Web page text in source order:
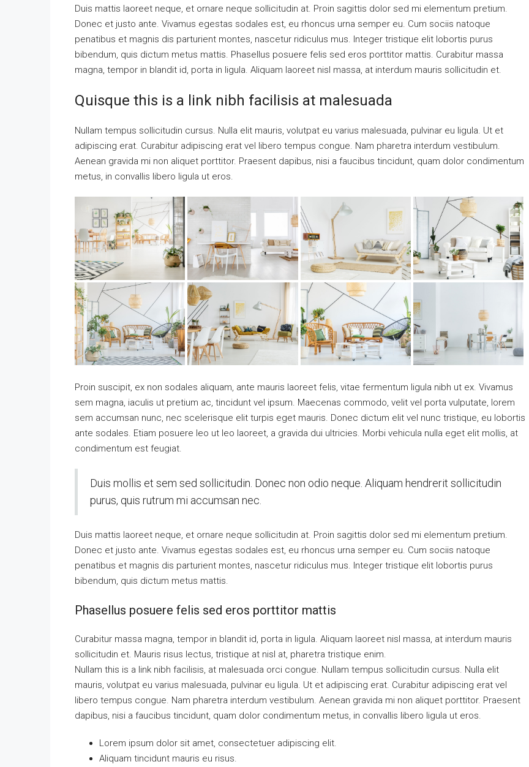
Duis mattis laoreet neque, et ornare neque sollicitudin at. Proin sagittis dolor sed mi elementum pretium.
Donec et justo ante. Vivamus egestas sodales est, eu rhoncus urna semper eu. Cum sociis natoque
penatibus et magnis dis parturient montes, nascetur ridiculus mus. Integer tristique elit lobortis purus
bibendum, quis dictum metus mattis. Phasellus posuere felis sed eros porttitor mattis. Curabitur massa
magna, tempor in blandit id, porta in ligula. Aliquam laoreet nisl massa, at interdum mauris sollicitudin et.
Quisque this is a link nibh facilisis at malesuada
Nullam tempus sollicitudin cursus. Nulla elit mauris, volutpat eu varius malesuada, pulvinar eu ligula. Ut et
adipiscing erat. Curabitur adipiscing erat vel libero tempus congue. Nam pharetra interdum vestibulum.
Aenean gravida mi non aliquet porttitor. Praesent dapibus, nisi a faucibus tincidunt, quam dolor condimentum
metus, in convallis libero ligula ut eros.
Proin suscipit, ex non sodales aliquam, ante mauris laoreet felis, vitae fermentum ligula nibh ut ex. Vivamus
sem magna, iaculis ut pretium ac, tincidunt vel ipsum. Maecenas commodo, velit vel porta vulputate, lorem
sem accumsan nunc, nec scelerisque elit turpis eget mauris. Donec dictum elit vel nunc tristique, eu lobortis
ante sodales. Etiam posuere leo ut leo laoreet, a gravida dui ultricies. Morbi vehicula nulla eget elit mollis, at
condimentum est feugiat.
Duis mollis et sem sed sollicitudin. Donec non odio neque. Aliquam hendrerit sollicitudin
purus, quis rutrum mi accumsan nec.
Duis mattis laoreet neque, et ornare neque sollicitudin at. Proin sagittis dolor sed mi elementum pretium.
Donec et justo ante. Vivamus egestas sodales est, eu rhoncus urna semper eu. Cum sociis natoque
penatibus et magnis dis parturient montes, nascetur ridiculus mus. Integer tristique elit lobortis purus
bibendum, quis dictum metus mattis.
Phasellus posuere felis sed eros porttitor mattis
Curabitur massa magna, tempor in blandit id, porta in ligula. Aliquam laoreet nisl massa, at interdum mauris
sollicitudin et. Mauris risus lectus, tristique at nisl at, pharetra tristique enim.
Nullam this is a link nibh facilisis, at malesuada orci congue. Nullam tempus sollicitudin cursus. Nulla elit
mauris, volutpat eu varius malesuada, pulvinar eu ligula. Ut et adipiscing erat. Curabitur adipiscing erat vel
libero tempus congue. Nam pharetra interdum vestibulum. Aenean gravida mi non aliquet porttitor. Praesent
dapibus, nisi a faucibus tincidunt, quam dolor condimentum metus, in convallis libero ligula ut eros.
Lorem ipsum dolor sit amet, consectetuer adipiscing elit.
Aliquam tincidunt mauris eu risus.